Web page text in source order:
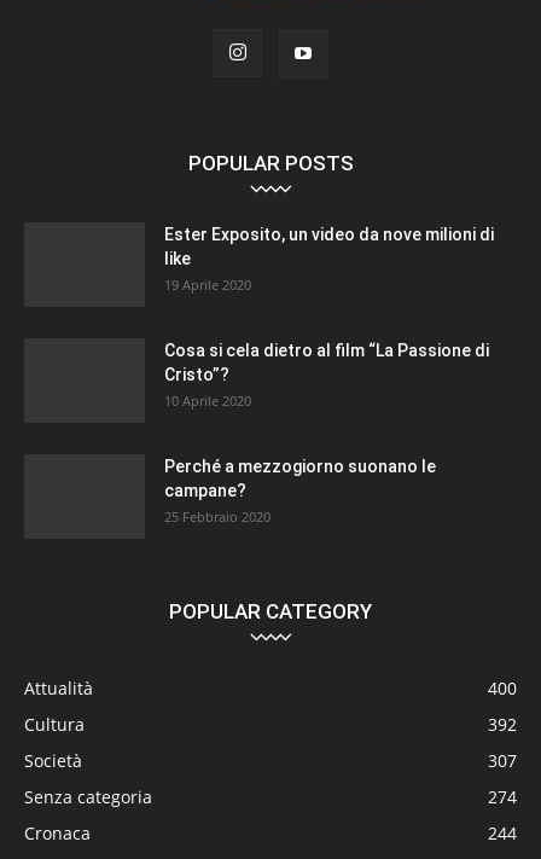
POPULAR POSTS
Ester Exposito, un video da nove milioni di
like
19 Aprile 2020
Cosa si cela dietro al film “La Passione di
Cristo”?
10 Aprile 2020
Perché a mezzogiorno suonano le
campane?
25 Febbraio 2020
POPULAR CATEGORY
Attualità
400
Cultura
392
Società
307
Senza categoria
274
Cronaca
244